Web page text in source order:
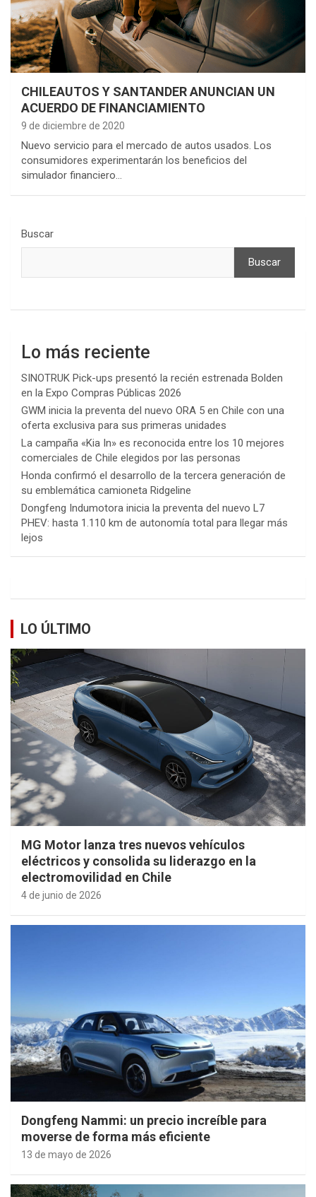
CHILEAUTOS Y SANTANDER ANUNCIAN UN
ACUERDO DE FINANCIAMIENTO
9 de diciembre de 2020
Nuevo servicio para el mercado de autos usados. Los
consumidores experimentarán los beneficios del
simulador financiero…
Buscar
Buscar
Lo más reciente
SINOTRUK Pick-ups presentó la recién estrenada Bolden
en la Expo Compras Públicas 2026
GWM inicia la preventa del nuevo ORA 5 en Chile con una
oferta exclusiva para sus primeras unidades
La campaña «Kia In» es reconocida entre los 10 mejores
comerciales de Chile elegidos por las personas
Honda confirmó el desarrollo de la tercera generación de
su emblemática camioneta Ridgeline
Dongfeng Indumotora inicia la preventa del nuevo L7
PHEV: hasta 1.110 km de autonomía total para llegar más
lejos
LO ÚLTIMO
MG Motor lanza tres nuevos vehículos
eléctricos y consolida su liderazgo en la
electromovilidad en Chile
4 de junio de 2026
Dongfeng Nammi: un precio increíble para
moverse de forma más eficiente
13 de mayo de 2026